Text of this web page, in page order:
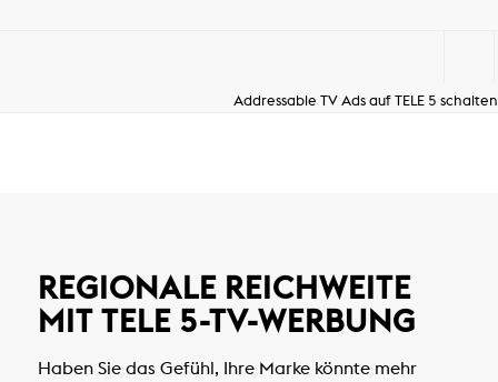
Addressable TV Ads auf TELE 5 schalten
REGIONALE REICHWEITE
MIT TELE 5-TV-WERBUNG
Haben Sie das Gefühl, Ihre Marke könnte mehr